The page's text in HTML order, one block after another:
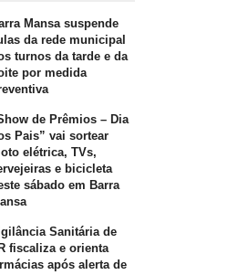
Mansa suspende
da rede municipal
turnos da tarde e da
por medida
de Prêmios – Dia
Pais” vai sortear
elétrica, TVs,
e bicicleta
sábado em Barra
Sanitária de
fiscaliza e orienta
após alerta de